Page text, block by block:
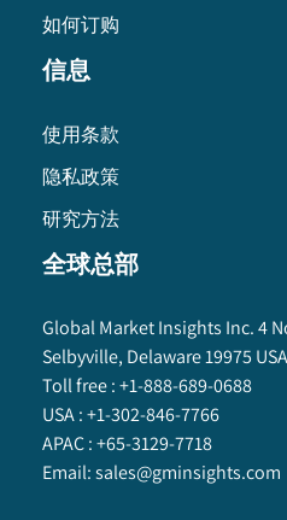
如何订购
信息
使用条款
隐私政策
研究方法
全球总部
Global Market Insights Inc. 4
Selbyville, Delaware 19975 USA
Toll free :+1-888-689-0688
USA :+1-302-846-7766
APAC :+65-3129-7718
Email:sales@gminsights.com